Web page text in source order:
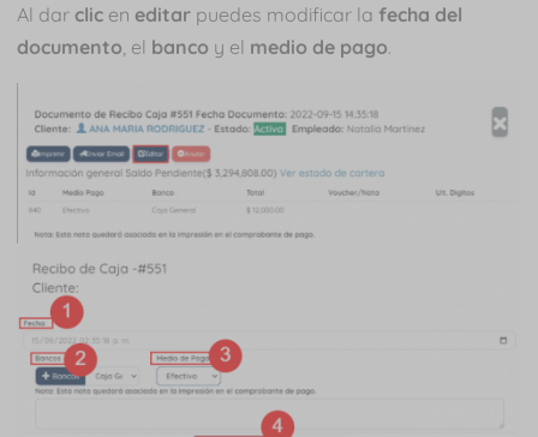
Al dar clic en editar puedes modificar la fecha del
documento , el banco y el medio de pago.